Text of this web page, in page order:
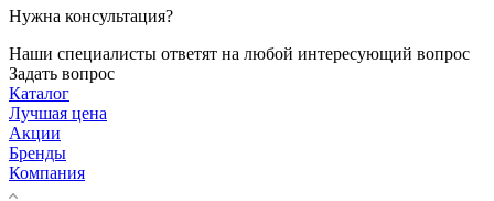
Нужна консультация?
Наши специалисты ответят на любой интересующий вопрос
Задать вопрос
Каталог
Лучшая цена
Акции
Бренды
Компания